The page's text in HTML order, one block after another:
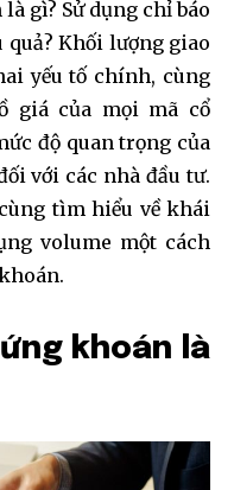
gì? Sử dụng chỉ báo
Khối lượng giao
yếu tố chính, cùng
giá của mọi mã cổ
độ quan trọng của
với các nhà đầu tư.
tìm hiểu về khái
volume một cách
khoán là